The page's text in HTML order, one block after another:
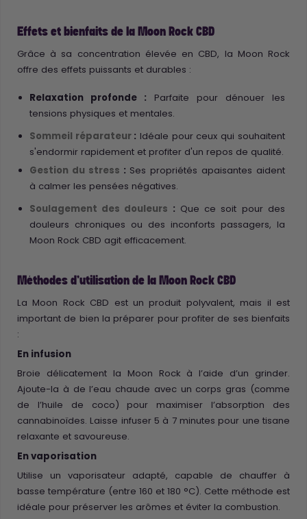
Effets et bienfaits de la Moon Rock CBD
Grâce à sa concentration élevée en CBD, la Moon Rock
offre des effets puissants et durables :
Relaxation profonde : Parfaite pour dénouer les
tensions physiques et mentales.
Sommeil réparateur : Idéale pour ceux qui souhaitent
s'endormir rapidement et profiter d'un repos de qualité.
Gestion du stress : Ses propriétés apaisantes aident
à calmer les pensées négatives.
Soulagement des douleurs : Que ce soit pour des
douleurs chroniques ou des inconforts passagers, la
Moon Rock CBD agit efficacement.
Méthodes d'utilisation de la Moon Rock CBD
La Moon Rock CBD est un produit polyvalent, mais il est
important de bien la préparer pour profiter de ses bienfaits
:
En infusion
Broie délicatement la Moon Rock à l’aide d’un grinder.
Ajoute-la à de l’eau chaude avec un corps gras (comme
de l’huile de coco) pour maximiser l’absorption des
cannabinoïdes. Laisse infuser 5 à 7 minutes pour une tisane
relaxante et savoureuse.
En vaporisation
Utilise un vaporisateur adapté, capable de chauffer à
basse température (entre 160 et 180 °C). Cette méthode est
idéale pour préserver les arômes et éviter la combustion.